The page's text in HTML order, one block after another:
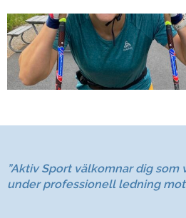
”Aktiv Sport välkomnar dig
under professionell ledning